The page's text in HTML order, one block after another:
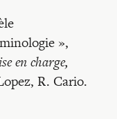
»,
en charge,
R. Cario.